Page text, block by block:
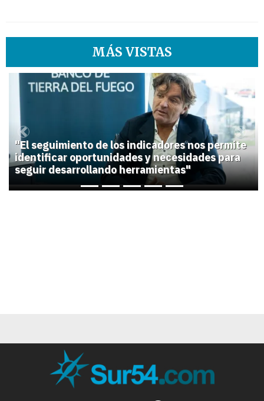
MÁS VISTAS
1
"El seguimiento de los indicadores nos permite
identificar oportunidades y necesidades para
seguir desarrollando herramientas"
Previous Next